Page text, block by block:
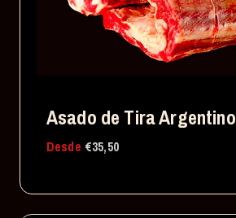
Asado de Tira Argentino
Desde €35,50